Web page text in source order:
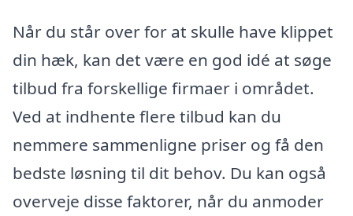
Når du står over for at skulle have klippet
din hæk, kan det være en god idé at søge
tilbud fra forskellige firmaer i området.
Ved at indhente flere tilbud kan du
nemmere sammenligne priser og få den
bedste løsning til dit behov. Du kan også
overveje disse faktorer, når du anmoder